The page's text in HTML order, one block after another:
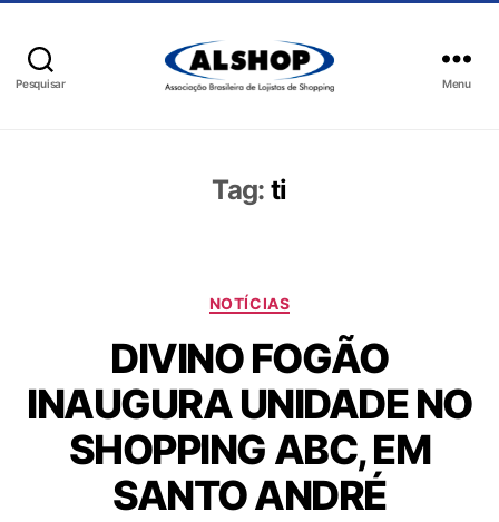
Pesquisar Menu
Tag: ti
NOTÍCIAS
DIVINO FOGÃO
INAUGURA UNIDADE NO
SHOPPING ABC, EM
SANTO ANDRÉ